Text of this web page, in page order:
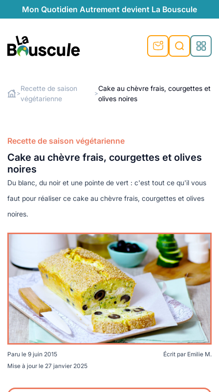
Mon Quotidien Autrement devient La Bouscule
au naturel
végétariennes
locales
plus de recyclage
beauté naturelle
naturel
témoignages
Rechercher
>
Recette de saison
végétarienne
>
Cake au chèvre frais, courgettes et
olives noires
Recette de saison végétarienne
Cake au chèvre frais, courgettes et olives
noires
Du blanc, du noir et une pointe de vert : c'est tout ce qu'il vous
faut pour réaliser ce cake au chèvre frais, courgettes et olives
noires.
Paru le 9 juin 2015
Mise à jour le 27 janvier 2025
Écrit par Emilie M.